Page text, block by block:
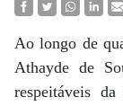
Ao longo de
Athayde de
respeitáveis